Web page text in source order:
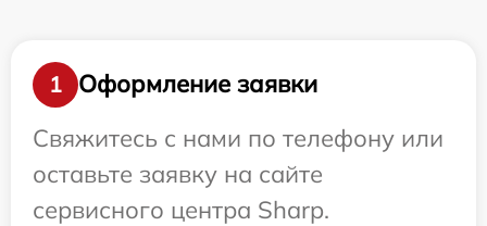
1
Оформление заявки
Свяжитесь с нами по телефону или
оставьте заявку на сайте
сервисного центра Sharp.